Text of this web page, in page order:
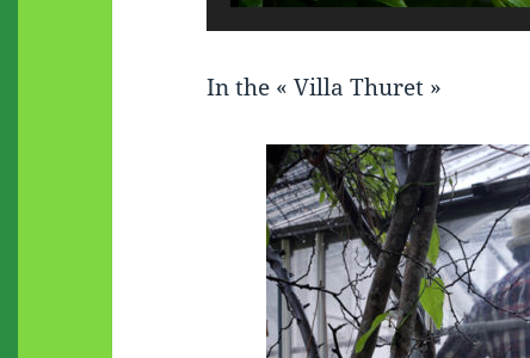
In the « Villa Thuret »